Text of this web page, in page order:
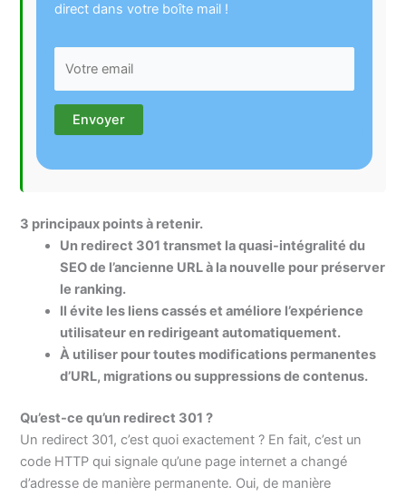
direct dans votre boîte mail !
3 principaux points à retenir.
Un redirect 301 transmet la quasi-intégralité du
SEO de l’ancienne URL à la nouvelle pour préserver
le ranking.
Il évite les liens cassés et améliore l’expérience
utilisateur en redirigeant automatiquement.
À utiliser pour toutes modifications permanentes
d’URL, migrations ou suppressions de contenus.
Qu’est-ce qu’un redirect 301 ?
Un redirect 301, c’est quoi exactement ? En fait, c’est un
code HTTP qui signale qu’une page internet a changé
d’adresse de manière permanente. Oui, de manière